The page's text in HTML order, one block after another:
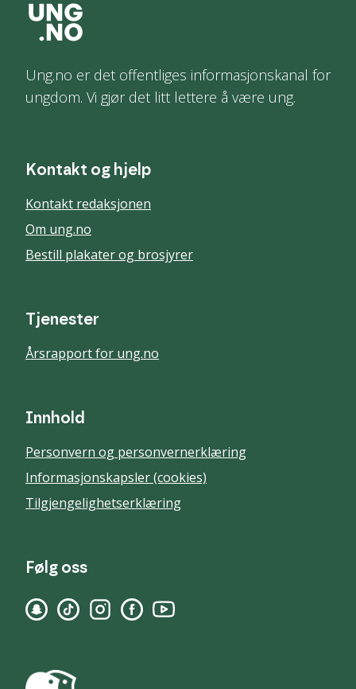
Ung.no er det offentliges informasjonskanal for
ungdom. Vi gjør det litt lettere å være ung.
Kontakt og hjelp
Kontakt redaksjonen
Om ung.no
Bestill plakater og brosjyrer
Tjenester
Årsrapport for ung.no
Innhold
Personvern og personvernerklæring
Informasjonskapsler (cookies)
Tilgjengelighetserklæring
Følg oss